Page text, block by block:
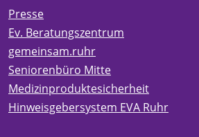
Presse
Ev. Beratungszentrum
gemeinsam.ruhr
Seniorenbüro Mitte
Medizinproduktesicherheit
Hinweisgebersystem EVA Ruhr